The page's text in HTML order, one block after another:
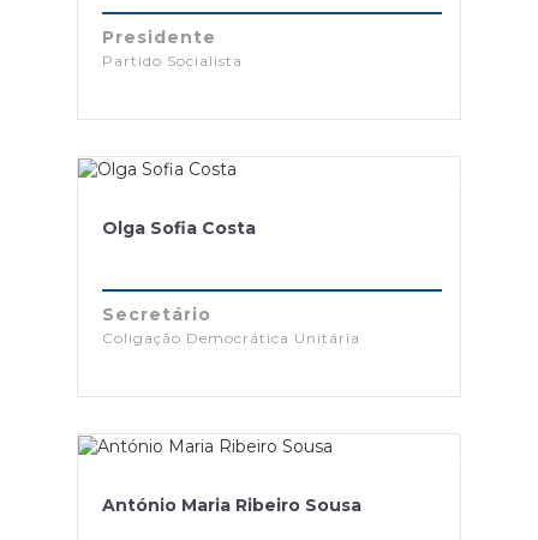
Presidente
Partido Socialista
Olga Sofia Costa
Secretário
Coligação Democrática Unitária
António Maria Ribeiro Sousa